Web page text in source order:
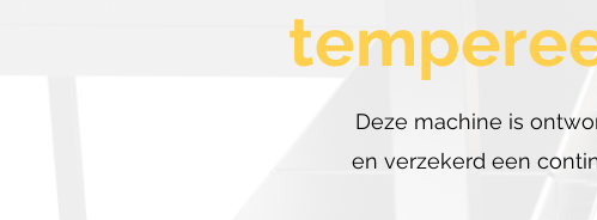
Deze machine is
en verzekerd een